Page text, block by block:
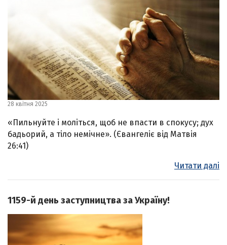
28 квітня 2025
«Пильнуйте і моліться, щоб не впасти в спокусу; дух
бадьорий, а тіло немічне». (Євангеліє від Матвія
26:41)
Читати далі
1159-й день заступництва за Україну!